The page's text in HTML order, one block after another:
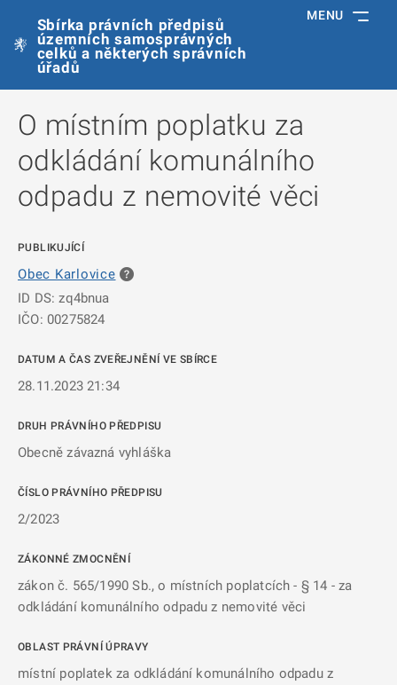
Sbírka právních předpisů
územních samosprávných
celků a některých správních
úřadů
MENU
O místním poplatku za
odkládání komunálního
odpadu z nemovité věci
PUBLIKUJÍCÍ
Obec Karlovice
ID DS: zq4bnua
IČO: 00275824
DATUM A ČAS ZVEŘEJNĚNÍ VE SBÍRCE
28.11.2023 21:34
DRUH PRÁVNÍHO PŘEDPISU
Obecně závazná vyhláška
ČÍSLO PRÁVNÍHO PŘEDPISU
2/2023
ZÁKONNÉ ZMOCNĚNÍ
zákon č. 565/1990 Sb., o místních poplatcích - § 14 - za
odkládání komunálního odpadu z nemovité věci
OBLAST PRÁVNÍ ÚPRAVY
místní poplatek za odkládání komunálního odpadu z